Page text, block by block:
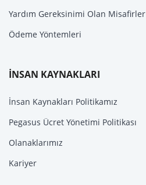
Yardım Gereksinimi Olan Misafirler
Ödeme Yöntemleri
İNSAN KAYNAKLARI
İnsan Kaynakları Politikamız
Pegasus Ücret Yönetimi Politikası
Olanaklarımız
Kariyer